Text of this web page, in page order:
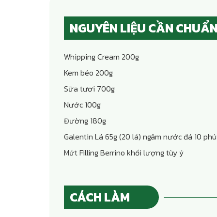
NGUYÊN LIỆU CẦN
Whipping Cream 200g
Kem béo 200g
Sữa tươi 700g
Nước 100g
Đường 180g
Galentin Lá 65g (20 lá) ngâm nước đá 10
Mứt Filling Berrino khối lượng tùy ý
CÁCH LÀM